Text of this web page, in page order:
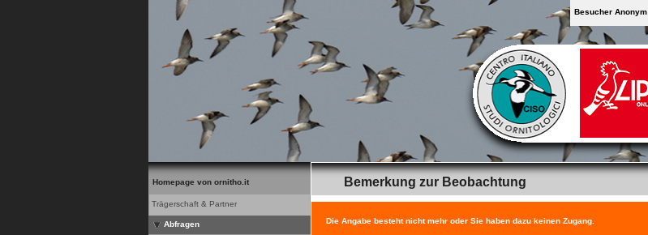
Besucher Anonym
Homepage von ornitho.it
Trägerschaft & Partner
Abfragen
Bemerkung zur Beobachtung
Die Angabe besteht nicht mehr oder Sie haben dazu keinen Zugang.